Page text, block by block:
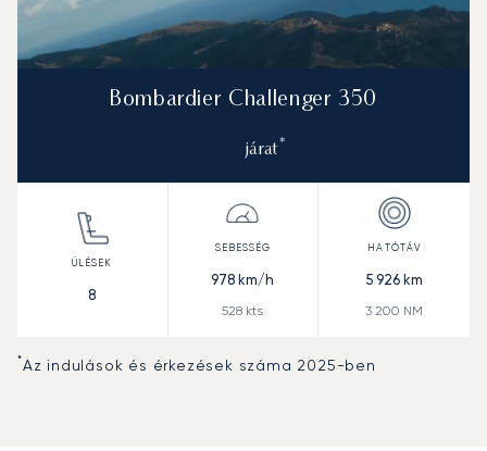
Bombardier Challenger 350
járat*
8
978 km/h
528 kts
5 926km
3 200 NM
*Az indulások és érkezések száma 2025-ben